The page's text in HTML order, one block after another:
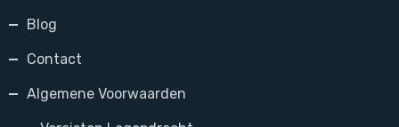
Blog
Contact
Algemene Voorwaarden